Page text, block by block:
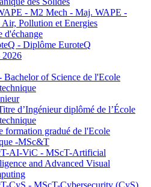
- M2 Mech - Maj. WAPE -
Air, Pollution et Energies
d'échange
- Diplôme EuroteQ
2026
Bachelor of Science de l'Ecole
d’Ingénieur diplômé de l’École
formation gradué de l'Ecole
-MSc&T
AI-ViC - MScT-Artificial
and Advanced Visual
CyS - MScT-Cybersecurity (CyS)